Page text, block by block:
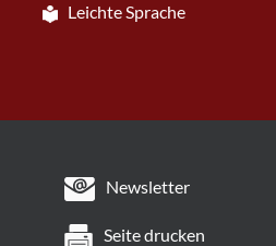
Leichte Sprache
Newsletter
Seite drucken